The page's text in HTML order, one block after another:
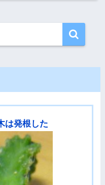
は発根した